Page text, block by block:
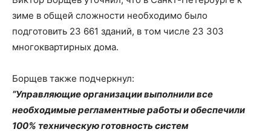
зиме в общей сложности необходимо было
подготовить 23 661 зданий, в том числе 23 303
многоквартирных дома.
Борщев также подчеркнул:
“Управляющие организации выполнили все
необходимые регламентные работы и обеспечили
100% техническую готовность систем